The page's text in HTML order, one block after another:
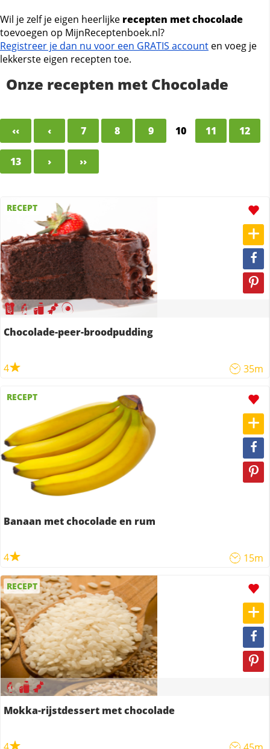
Wil je zelf je eigen heerlijke recepten met chocolade
toevoegen op MijnReceptenboek.nl?
Registreer je dan nu voor een GRATIS account en voeg je
lekkerste eigen recepten toe.
Onze recepten met Chocolade
‹‹ ‹ 7 8 9 10 11 12
13 › ››
RECEPT
Chocolade-peer-broodpudding
4 35m
RECEPT
Banaan met chocolade en rum
4 15m
RECEPT
Mokka-rijstdessert met chocolade